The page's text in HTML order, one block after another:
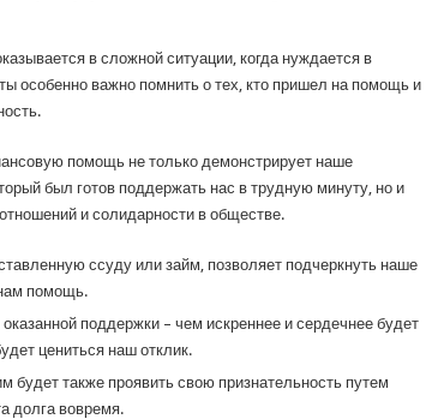
в сложной ситуации, когда нуждается в
особенно важно помнить о тех, кто пришел на помощь и
помощь не только демонстрирует наше
был готов поддержать нас в трудную минуту, но и
и солидарности в обществе.
ссуду или займ, позволяет подчеркнуть наше
помощь.
поддержки – чем искреннее и сердечнее будет
цениться наш отклик.
будет также проявить свою признательность путем
долга вовремя.